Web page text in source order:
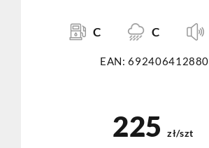
C C
EAN:
225 zł/szt